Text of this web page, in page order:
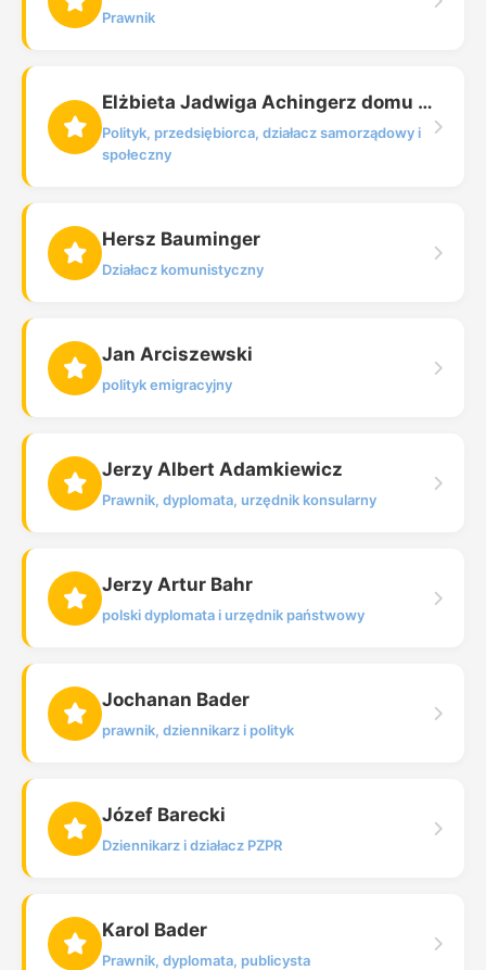
Prawnik
Elżbieta Jadwiga Achingerz domu Sapińska
Polityk, przedsiębiorca, działacz samorządowy i
społeczny
Hersz Bauminger
Działacz komunistyczny
Jan Arciszewski
polityk emigracyjny
Jerzy Albert Adamkiewicz
Prawnik, dyplomata, urzędnik konsularny
Jerzy Artur Bahr
polski dyplomata i urzędnik państwowy
Jochanan Bader
prawnik, dziennikarz i polityk
Józef Barecki
Dziennikarz i działacz PZPR
Karol Bader
Prawnik, dyplomata, publicysta